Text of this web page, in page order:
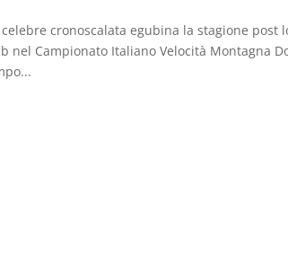
cronoscalata egubina la stagione post
nel Campionato Italiano Velocità Montagna